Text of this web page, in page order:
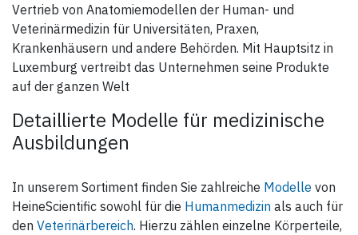
Vertrieb von Anatomiemodellen der Human- und
Veterinärmedizin für Universitäten, Praxen,
Krankenhäusern und andere Behörden. Mit Hauptsitz in
Luxemburg vertreibt das Unternehmen seine Produkte
auf der ganzen Welt
Detaillierte Modelle für medizinische
Ausbildungen
In unserem Sortiment finden Sie zahlreiche Modelle von
HeineScientific sowohl für die Humanmedizin als auch für
den Veterinärbereich. Hierzu zählen einzelne Körperteile,